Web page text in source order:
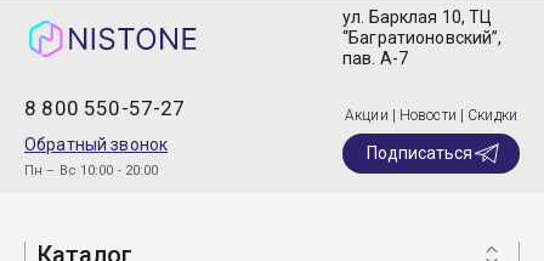
8 800 550-57-27
Обратный звонок
Пн – Вс 10:00 - 20:00
ул. Барклая 10, ТЦ
“Багратионовский”,
пав. А-7
Акции | Новости | Скидки
Подписаться
Каталог